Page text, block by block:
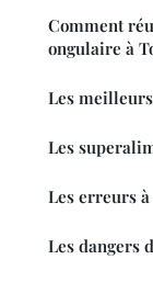
Comment
ongulaire à
Les
Les
Les erreurs
Les dangers